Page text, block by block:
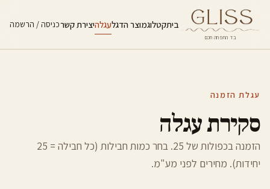
בד התפחה חכם
ביתקטלוגמוצר הדגלעגלהיצירת קשרכניסה / הרשמה
עגלת הזמנה
סקירת עגלה
הזמנה בכפולות של 25. בחר כמות חבילות (כל חבילה = 25
יחידות). מחירים לפני מע"מ.